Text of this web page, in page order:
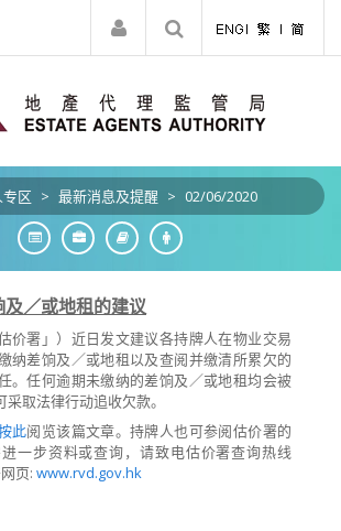
区 > 最新消息及提醒 > 02/06/2020
／或地租的建议
价署」）近日发文建议各持牌人在物业交易
纳差饷及／或地租以及查阅并缴清所累欠的
。任何逾期未缴纳的差饷及／或地租均会被
取法律行动追收欠款。
此阅览该篇文章。持牌人也可参阅估价署的
一步资料或查询，请致电估价署查询热线
页: www.rvd.gov.hk